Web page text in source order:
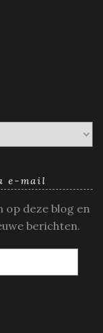
e-mail
op deze blog en
berichten.